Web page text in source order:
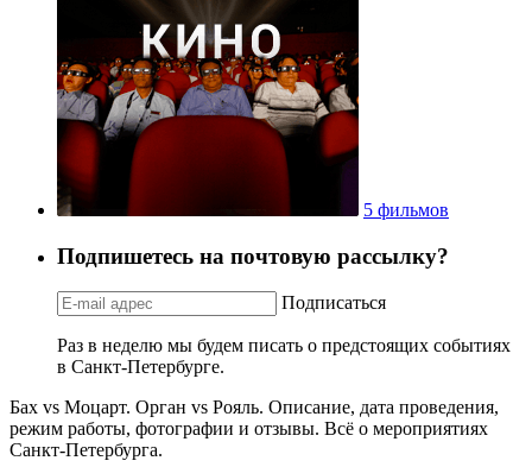
5 фильмов
Подпишетесь на почтовую рассылку?
Подписаться
Раз в неделю мы будем писать о предстоящих событиях
в Санкт-Петербурге.
Бах vs Моцарт. Орган vs Рояль. Описание, дата проведения,
режим работы, фотографии и отзывы. Всё о мероприятиях
Санкт-Петербурга.